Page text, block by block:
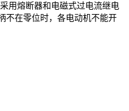
用熔断器和电磁式过电流继电
不在零位时，各电动机不能开